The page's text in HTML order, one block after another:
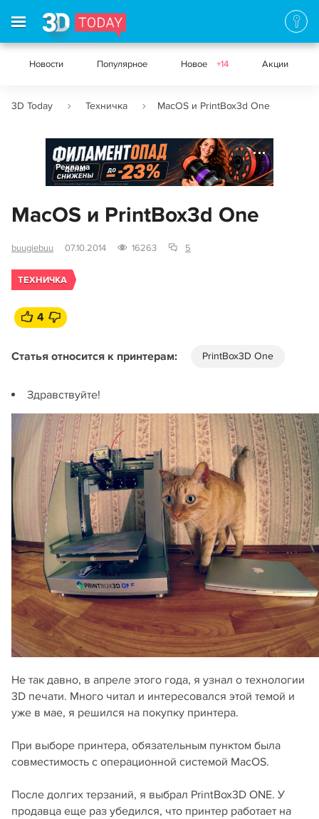
Новости Популярное Новое +14 Акции
3D Today Техничка MacOS и PrintBox3d One
Реклама
MacOS и PrintBox3d One
buugiebuu 07.10.2014 16263 5
ТЕХНИЧКА
4
Статья относится к принтерам: PrintBox3D One
Здравствуйте!
Не так давно, в апреле этого года, я узнал о технологии
3D печати. Много читал и интересовался этой темой и
уже в мае, я решился на покупку принтера.
При выборе принтера, обязательным пунктом была
совместимость с операционной системой MacOS.
После долгих терзаний, я выбрал PrintBox3D ONE. У
продавца еще раз убедился, что принтер работает на